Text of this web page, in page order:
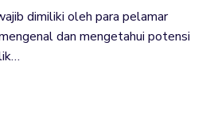
dimiliki oleh para pelamar
dan mengetahui potensi